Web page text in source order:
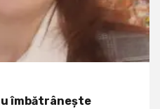
îmbătrânește